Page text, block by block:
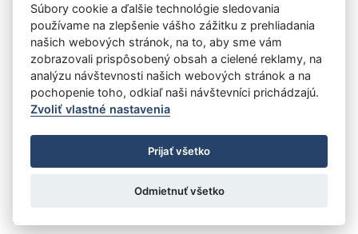
Návrat späť
Vystavil: Obec Spišská Teplica
Úrad vlády SR
- Všetky práva vyhradené
Prehlásenie o prístupnosti
Zmluvy do 31.12.2010
Nastavenia cookies
: Aglo Solutions
Súbory cookie a ďalšie technológie sledovania
používame na zlepšenie vášho zážitku z prehliadania
našich webových stránok, na to, aby sme vám
zobrazovali prispôsobený obsah a cielené reklamy, na
analýzu návštevnosti našich webových stránok a na
pochopenie toho, odkiaľ naši návštevníci prichádzajú.
Zvoliť vlastné nastavenia
Prijať všetko
Odmietnuť všetko